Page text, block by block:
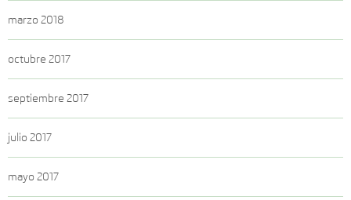
marzo 2018
octubre 2017
septiembre 2017
julio 2017
mayo 2017